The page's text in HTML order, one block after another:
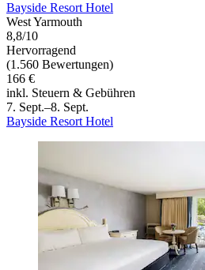
Bayside Resort Hotel
West Yarmouth
8,8/10
Hervorragend
(1.560 Bewertungen)
166 €
inkl. Steuern & Gebühren
7. Sept.–8. Sept.
Bayside Resort Hotel